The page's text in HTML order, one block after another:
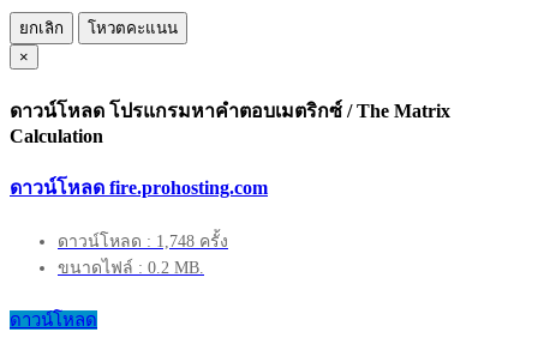
ยกเลิก
โหวตคะแนน
×
ดาวน์โหลด โปรแกรมหาคำตอบเมตริกซ์ / The Matrix
Calculation
ดาวน์โหลด fire.prohosting.com
ดาวน์โหลด : 1,748 ครั้ง
ขนาดไฟล์ : 0.2 MB.
ดาวน์โหลด